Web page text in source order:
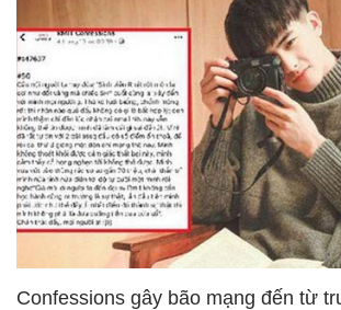
Confessions gây bão mạng đến từ